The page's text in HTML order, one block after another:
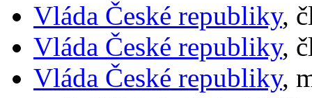
Vláda České republiky,
Vláda České republiky,
Vláda České republiky,